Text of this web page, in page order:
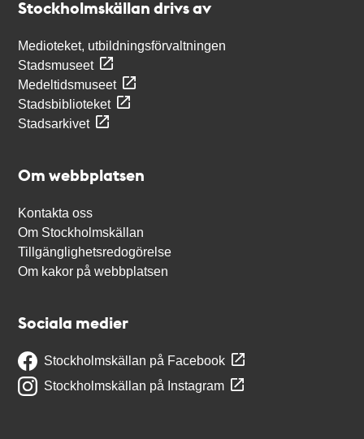
Stockholmskällan drivs av
Medioteket, utbildningsförvaltningen
Stadsmuseet
Medeltidsmuseet
Stadsbiblioteket
Stadsarkivet
Om webbplatsen
Kontakta oss
Om Stockholmskällan
Tillgänglighetsredogörelse
Om kakor på webbplatsen
Sociala medier
Stockholmskällan på Facebook
Stockholmskällan på Instagram